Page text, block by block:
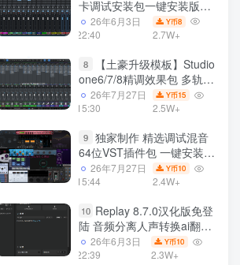
卡调试安装包一键安装版模
板 带插件预设效果文件
26年6月3日
22:40
Y币8
2.7W+
8
【土豪升级模板】Studio
one6/7/8精调效果包 多轨道
效果模式可选 声卡调试好预
设模板 带插件全套文件
26年7月27日
15:30
Y币15
2.5W+
9 独家制作 精选调试混音
64位VST插件包 一键安装
600个效果器合集v2.0 WiN
支持定制
26年7月27日
15:44
Y币10
2.4W+
10 Replay 8.7.0汉化版免登
陆 音频分离人声转换ai翻唱
支持50系显卡 一键安装
WiN
26年6月3日
22:39
Y币10
2.3W+